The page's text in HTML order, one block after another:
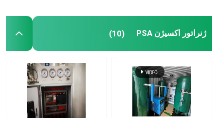
ژنراتور اکسیژن PSA (10)